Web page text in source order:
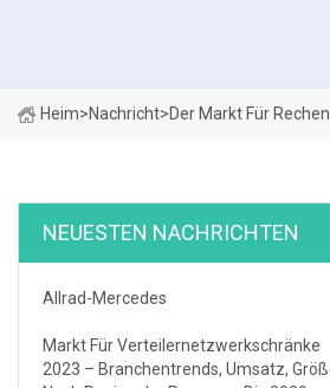
Heim>Nachricht>Der Markt Für
NEUESTEN NACHRICHTEN
Allrad-Mercedes
Markt Für Verteilernetzwerkschränke
2023 – Branchentrends, Umsatz,